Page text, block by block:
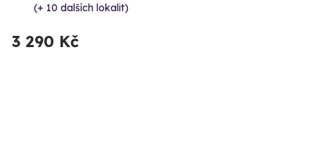
(+ 10 dalších lokalit)
3 290 Kč